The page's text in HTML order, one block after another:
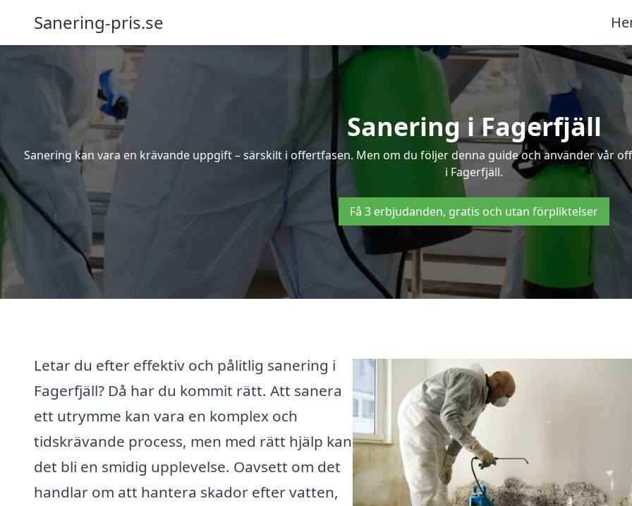
Sanering-pris.se
Sanering i Fagerfjäll
Sanering kan vara en krävande uppgift – särskilt i offertfasen. Men om du följer denna guide och använder vår
i Fagerfjäll.
Få 3 erbjudanden, gratis och utan förpliktelser
Letar du efter effektiv och pålitlig sanering i
Fagerfjäll? Då har du kommit rätt. Att sanera
ett utrymme kan vara en komplex och
tidskrävande process, men med rätt hjälp kan
det bli en smidig upplevelse. Oavsett om det
handlar om att hantera skador efter vatten,